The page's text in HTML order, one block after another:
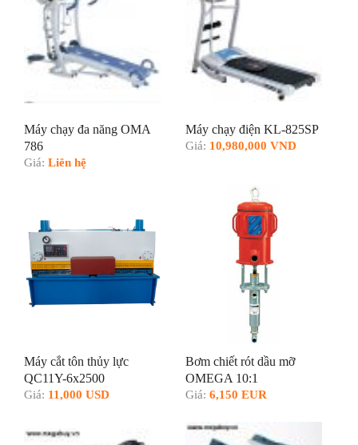
Máy chạy đa năng OMA
786
Giá: Liên hệ
Máy chạy điện KL-825SP
Giá: 10,980,000 VND
Máy cắt tôn thủy lực
QC11Y-6x2500
Giá: 11,000 USD
Bơm chiết rót dầu mỡ
OMEGA 10:1
Giá: 6,150 EUR